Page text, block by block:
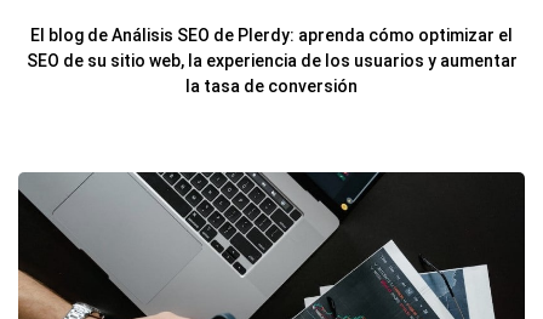
El blog de Análisis SEO de Plerdy: aprenda cómo optimizar el
SEO de su sitio web, la experiencia de los usuarios y aumentar
la tasa de conversión